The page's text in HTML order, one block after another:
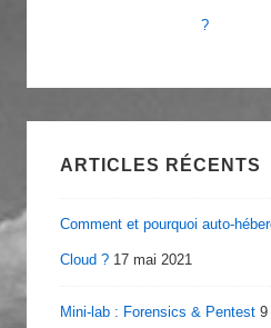
?
ARTICLES RÉCENTS
Comment et pourquoi auto-
Cloud ? 17 mai 2021
Mini-lab : Forensics & Pentest 9